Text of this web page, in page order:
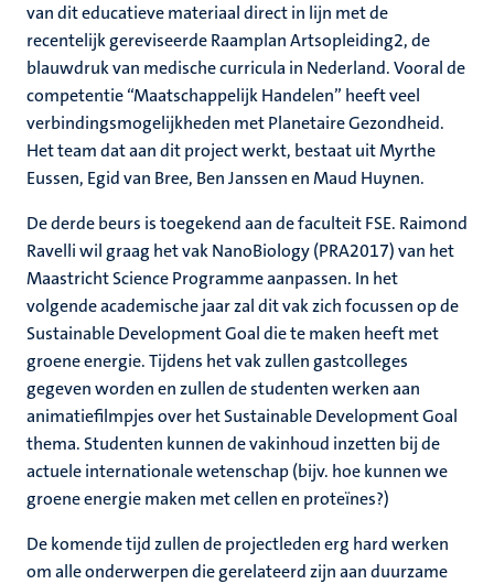
van dit educatieve materiaal direct in lijn met de
recentelijk gereviseerde Raamplan Artsopleiding2, de
blauwdruk van medische curricula in Nederland. Vooral de
competentie “Maatschappelijk Handelen” heeft veel
verbindingsmogelijkheden met Planetaire Gezondheid.
Het team dat aan dit project werkt, bestaat uit Myrthe
Eussen, Egid van Bree, Ben Janssen en Maud Huynen.
De derde beurs is toegekend aan de faculteit FSE. Raimond
Ravelli wil graag het vak NanoBiology (PRA2017) van het
Maastricht Science Programme aanpassen. In het
volgende academische jaar zal dit vak zich focussen op de
Sustainable Development Goal die te maken heeft met
groene energie. Tijdens het vak zullen gastcolleges
gegeven worden en zullen de studenten werken aan
animatiefilmpjes over het Sustainable Development Goal
thema. Studenten kunnen de vakinhoud inzetten bij de
actuele internationale wetenschap (bijv. hoe kunnen we
groene energie maken met cellen en proteïnes?)
De komende tijd zullen de projectleden erg hard werken
om alle onderwerpen die gerelateerd zijn aan duurzame